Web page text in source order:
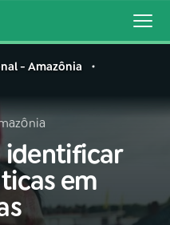
- Amazônia
identificar
em